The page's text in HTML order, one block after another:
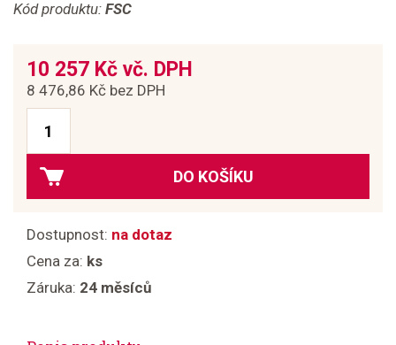
Kód produktu: FSC
10 257 Kč vč. DPH
8 476,86 Kč bez DPH
DO KOŠÍKU
Dostupnost: na dotaz
Cena za: ks
Záruka: 24 měsíců